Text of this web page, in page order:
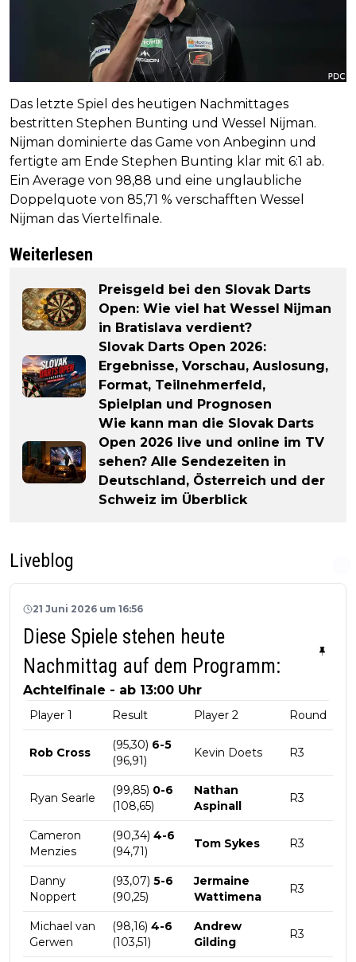
Das letzte Spiel des heutigen Nachmittages
bestritten Stephen Bunting und Wessel Nijman.
Nijman dominierte das Game von Anbeginn und
fertigte am Ende Stephen Bunting klar mit 6:1 ab.
Ein Average von 98,88 und eine unglaubliche
Doppelquote von 85,71 % verschafften Wessel
Nijman das Viertelfinale.
Weiterlesen
Preisgeld bei den Slovak Darts
Open: Wie viel hat Wessel Nijman
in Bratislava verdient?
Slovak Darts Open 2026:
Ergebnisse, Vorschau, Auslosung,
Format, Teilnehmerfeld,
Spielplan und Prognosen
Wie kann man die Slovak Darts
Open 2026 live und online im TV
sehen? Alle Sendezeiten in
Deutschland, Österreich und der
Schweiz im Überblick
Liveblog
21 Juni 2026 um 16:56
Diese Spiele stehen heute
Nachmittag auf dem Programm:
Achtelfinale - ab 13:00 Uhr
Player 1 Result Player 2 Round
Rob Cross
(95,30) 6-5
(96,91)
Kevin Doets R3
Ryan Searle
(99,85) 0-6
(108,65)
Nathan
Aspinall
R3
Cameron
Menzies
(90,34) 4-6
(94,71)
Tom Sykes R3
Danny
Noppert
(93,07) 5-6
(90,25)
Jermaine
Wattimena
R3
Michael van
Gerwen
(98,16) 4-6
(103,51)
Andrew
Gilding
R3